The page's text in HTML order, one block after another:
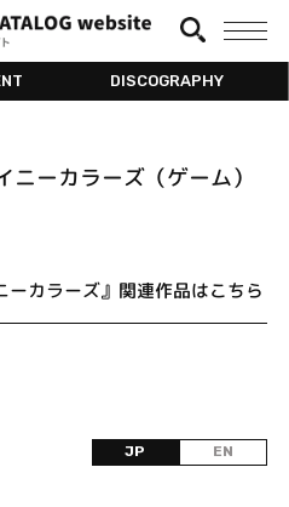
DISCOGRAPHY
ーカラーズ（ゲーム）
ーカラーズ』関連作品はこちら
JP EN